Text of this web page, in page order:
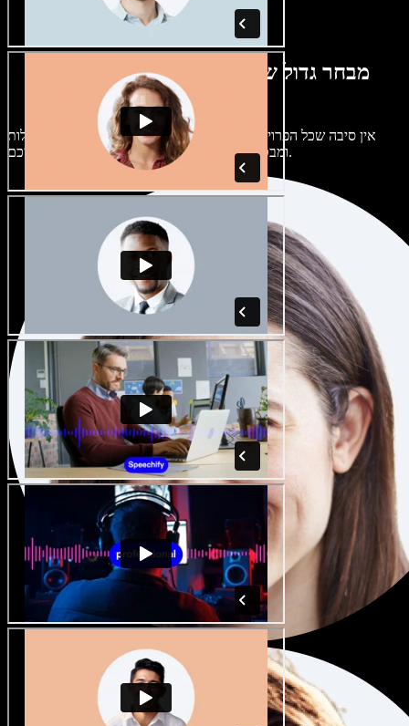
מבחר גדול של קולות נשים וגברים במגוון
מבטאים
אין סיבה שכל הפרויקטים יישמעו אותו דבר. בחרו מתוך מאות קולות
ומבטאים של בינה מלאכותית והתאימו אותם אליכם.